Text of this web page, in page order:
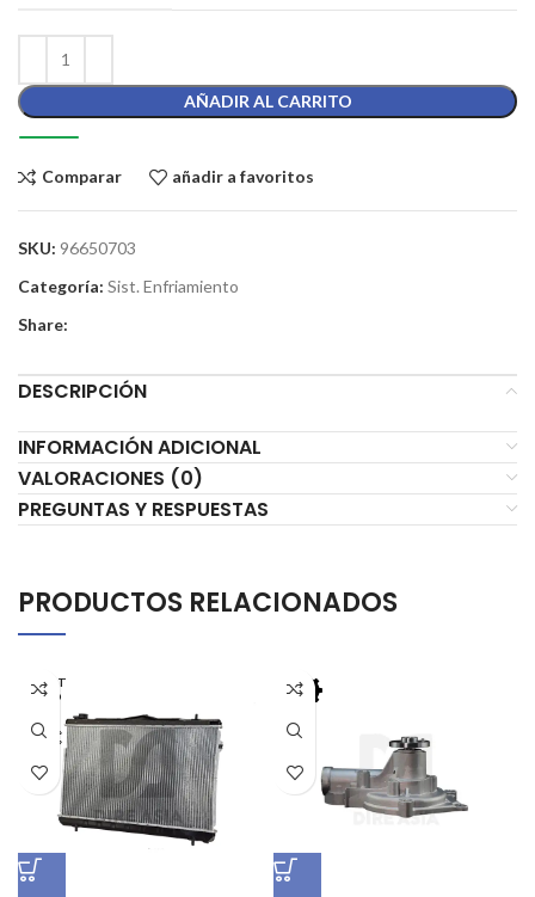
AÑADIR AL CARRITO
Comparar añadir a favoritos
SKU: 96650703
Categoría: Sist. Enfriamiento
Share:
DESCRIPCIÓN
INFORMACIÓN ADICIONAL
VALORACIONES (0)
PREGUNTAS Y RESPUESTAS
PRODUCTOS RELACIONADOS
AGOT
ADO